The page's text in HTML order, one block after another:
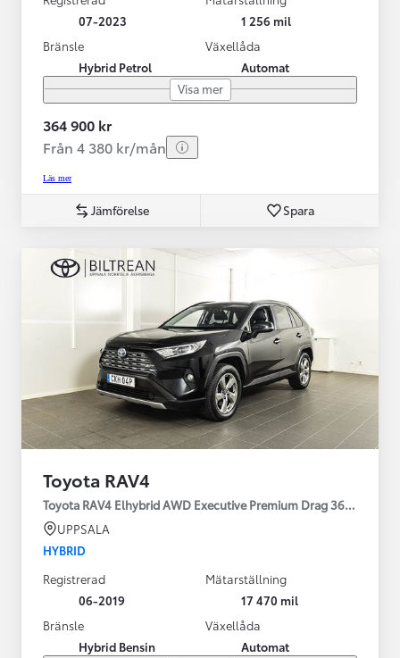
07-2023
1 256 mil
Bränsle
Hybrid Petrol
Växellåda
Automat
Visa mer
364 900 kr
Från 4 380 kr/mån
Läs mer
Jämförelse Spara
Toyota RAV4
Toyota RAV4 Elhybrid AWD Executive Premium Drag 360-kamera
UPPSALA
HYBRID
Registrerad
06-2019
Mätarställning
17 470 mil
Bränsle
Hybrid Bensin
Växellåda
Automat